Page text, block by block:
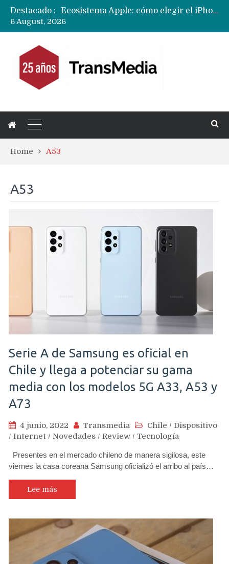
Destacado :
Ecosistema Apple: cómo elegir el iPhone según tu uso
Apple dice que más ex empleados se llevaron datos confidenciales a OpenAI
6 August, 2026
Home A53
A53
Serie A de Samsung es oficial en
Chile y llega a potenciar su gama
media con los modelos 5G A33, A53 y
A73
4 junio, 2022 Transmedia Chile / Dispositivo
/ Internet / Novedades / Review / Tecnología
Presentes en el mercado chileno de manera sigilosa, este
viernes la casa coreana Samsung oficializó el arribo al país…
Lee más